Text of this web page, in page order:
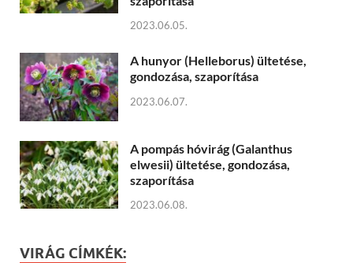
2023.06.05.
A hunyor (Helleborus) ültetése,
gondozása, szaporítása
2023.06.07.
A pompás hóvirág (Galanthus
elwesii) ültetése, gondozása,
szaporítása
2023.06.08.
VIRÁG CÍMKÉK: